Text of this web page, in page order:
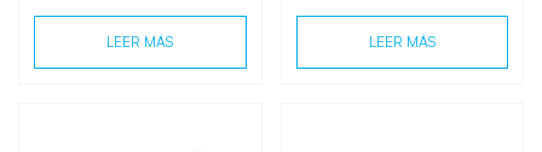
LEER MÁS LEER MÁS